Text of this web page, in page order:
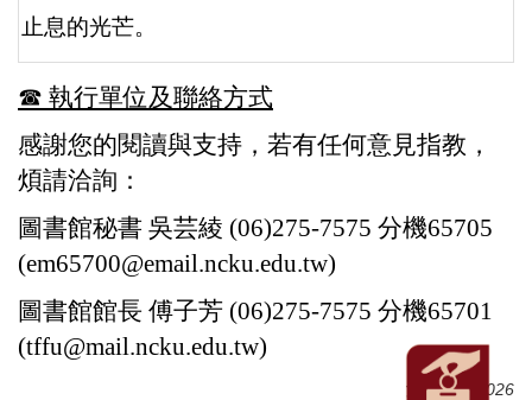
止息的光芒。
☎︎ 執行單位及聯絡方式
感謝您的閱讀與支持，若有任何意見指教，
煩請洽詢：
圖書館秘書 吳芸綾 (06)275-7575 分機65705
(em65700@email.ncku.edu.tw)
圖書館館長 傅子芳 (06)275-7575 分機65701
(tffu@mail.ncku.edu.tw)
瀏覽數: 11026